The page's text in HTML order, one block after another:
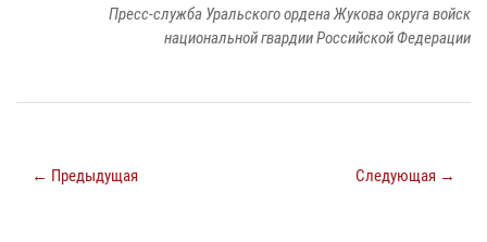
Пресс-служба Уральского ордена Жукова округа войск
национальной гвардии Российской Федерации
← Предыдущая Следующая →